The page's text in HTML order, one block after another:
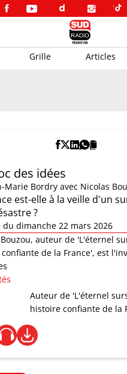
Grille Articles
des idées
Marie Bordry avec Nicolas
est-elle à la veille d'un
?
du dimanche 22 mars 2026
auteur de 'L'éternel
de la France', est
Auteur de 'L'éternel
histoire confiante de la